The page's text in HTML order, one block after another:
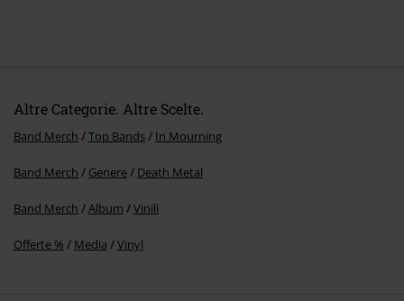
Altre Categorie. Altre Scelte.
Band Merch Top Bands In Mourning
Band Merch Genere Death Metal
Band Merch Album Vinili
Offerte % Media Vinyl